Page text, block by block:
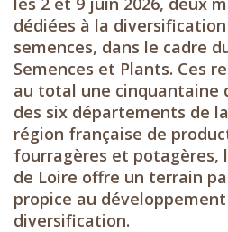
dédiées à la
semences, dans le cadre
Semences et Plants. Ces
au total une cinquantaine
des six départements de
région française de
fourragères et potagères,
de Loire offre un terrain
propice au
diversification.